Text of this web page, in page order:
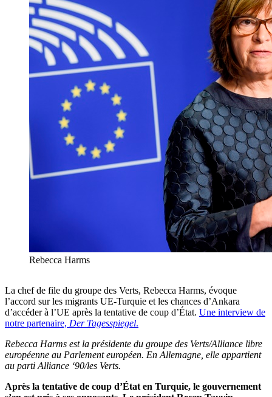
Rebecca Harms
La chef de file du groupe des Verts, Rebecca Harms, évoque
l’accord sur les migrants UE-Turquie et les chances d’Ankara
d’accéder à l’UE après la tentative de coup d’État. Une interview de
notre partenaire, Der Tagesspiegel.
Rebecca Harms est la présidente du groupe des Verts/Alliance libre
européenne au Parlement européen. En Allemagne, elle appartient
au parti Alliance ‘90/les Verts.
Après la tentative de coup d’État en Turquie, le gouvernement